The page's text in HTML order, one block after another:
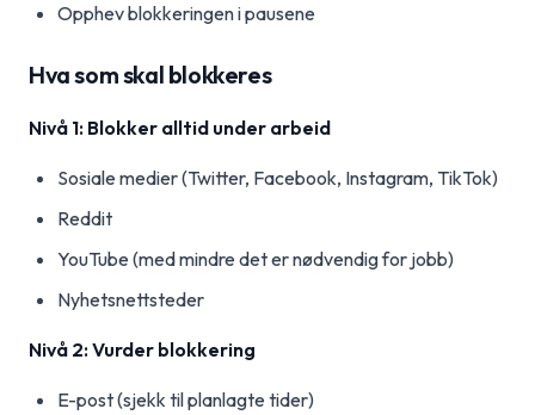
Opphev blokkeringen i pausene
Hva som skal blokkeres
Nivå 1: Blokker alltid under arbeid
Sosiale medier (Twitter, Facebook, Instagram, TikTok)
Reddit
YouTube (med mindre det er nødvendig for jobb)
Nyhetsnettsteder
Nivå 2: Vurder blokkering
E-post (sjekk til planlagte tider)